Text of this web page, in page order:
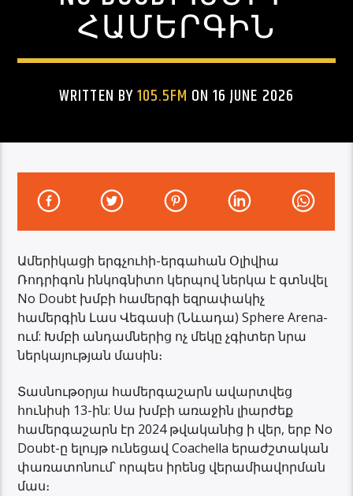
ՀԱՄԵՐԳԻՆ
WRITTEN BY105.5FM ON 16 JUNE 2026
Ամերիկացի երգչուհի-երգահան Օլիվիա
Ռոդրիգոն ինկոգնիտո կերպով ներկա է գտնվել
No Doubt խմբի համերգի եզրափակիչ
համերգին Լաս Վեգասի (Նևադա) Sphere Arena-
ում: Խմբի անդամներից ոչ մեկը չգիտեր նրա
ներկայության մասին։
Տասնութօրյա համերգաշարն ավարտվեց
հունիսի 13-ին: Սա խմբի առաջին լիարժեք
համերգաշարն էր 2024 թվականից ի վեր, երբ No
Doubt-ը ելույթ ունեցավ Coachella երաժշտական ​​
փառատոնում՝ որպես իրենց վերամիավորման
մաս։